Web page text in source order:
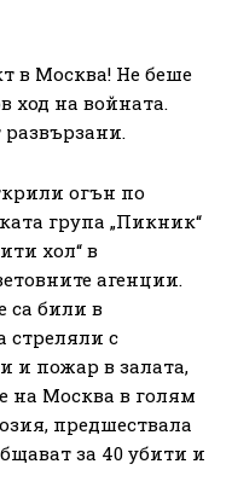
в Москва! Не беше
ход на войната.
огън по
група „Пикник“
хол“ в
агенции.
са били в
с
и пожар в залата,
на Москва в голям
предшествала
за 40 убити и